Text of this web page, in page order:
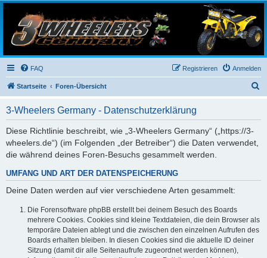
3-Wheelers Germany
Honda, Yamaha, Kawasaki Trike
FAQ Anmelden
Registrieren
Startseite Foren-Übersicht
3-Wheelers Germany - Datenschutzerklärung
Diese Richtlinie beschreibt, wie „3-Wheelers Germany“ („https://3-
wheelers.de“) (im Folgenden „der Betreiber“) die Daten verwendet,
die während deines Foren-Besuchs gesammelt werden.
UMFANG UND ART DER DATENSPEICHERUNG
Deine Daten werden auf vier verschiedene Arten gesammelt:
Die Forensoftware phpBB erstellt bei deinem Besuch des Boards
mehrere Cookies. Cookies sind kleine Textdateien, die dein Browser als
temporäre Dateien ablegt und die zwischen den einzelnen Aufrufen des
Boards erhalten bleiben. In diesen Cookies sind die aktuelle ID deiner
Sitzung (damit dir alle Seitenaufrufe zugeordnet werden können),